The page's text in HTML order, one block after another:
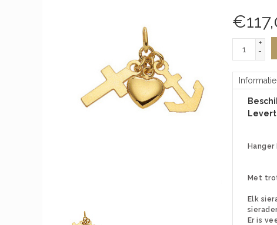
€
+
-
Informatie
Hanger
Met
Elk
Er is